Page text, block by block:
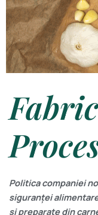
Politica companiei
siguranței
și preparate din